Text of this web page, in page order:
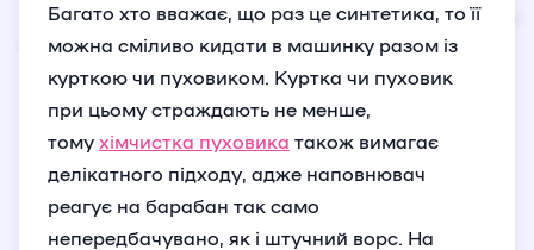
Багато хто вважає, що раз це синтетика, то її
можна сміливо кидати в машинку разом із
курткою чи пуховиком. Куртка чи пуховик
при цьому страждають не менше,
тому хімчистка пуховика також вимагає
делікатного підходу, адже наповнювач
реагує на барабан так само
непередбачувано, як і штучний ворс. На